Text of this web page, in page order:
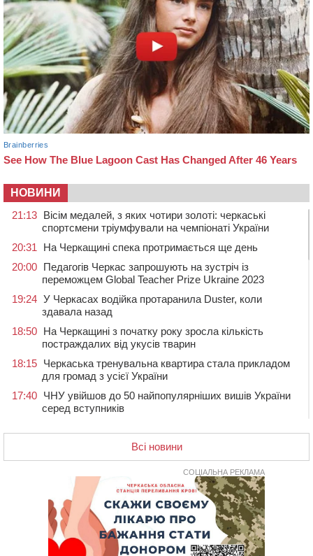
НОВИНИ
21:13 Вісім медалей, з яких чотири золоті: черкаські
спортсмени тріумфували на чемпіонаті України
20:31
На Черкащині спека протримається ще день
20:00 Педагогів Черкас запрошують на зустріч із
переможцем Global Teacher Prize Ukraine 2023
19:24 У Черкасах водійка протаранила Duster, коли
здавала назад
18:50 На Черкащині з початку року зросла кількість
постраждалих від укусів тварин
18:15 Черкаська тренувальна квартира стала прикладом
для громад з усієї України
17:40 ЧНУ увійшов до 50 найпопулярніших вишів України
серед вступників
контейнерний майданчик
16:32
Без розтину грудної клітки: у Черкасах 75-річній
пацієнтці замінили аортальний клапан
У Черкаському онкоцентрі встановили сонячну
електростанцію за понад пів мільйона гривень
У Київській області прощаються з полеглим на
фронті жителем Монастирищини
Всі новини
СОЦІАЛЬНА РЕКЛАМА